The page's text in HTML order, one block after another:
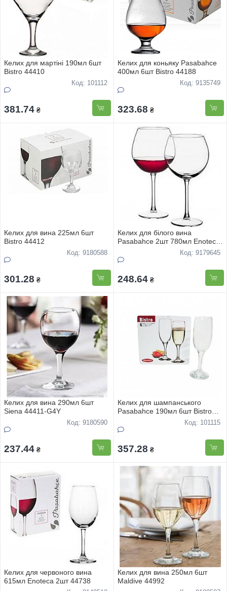
Келих для мартіні 190мл 6шт
Bistro 44410
Код: 101112
381.74 ₴
Келих для коньяку Pasabahce
400мл 6шт Bistro 44188
Код: 9135749
323.68 ₴
Келих для вина 225мл 6шт
Bistro 44412
Код: 9180588
301.28 ₴
Келих для білого вина
Pasabahce 2шт 780мл Enoteca
Код: 9179645
248.64 ₴
Келих для вина 290мл 6шт
Siena 44411-G4Y
Код: 9180590
237.44 ₴
Келих для шампанського
Pasabahce 190мл 6шт Bistro
Код: 101115
357.28 ₴
Келих для червоного вина
615мл Enoteca 2шт 44738
Келих для вина 250мл 6шт
Maldive 44992